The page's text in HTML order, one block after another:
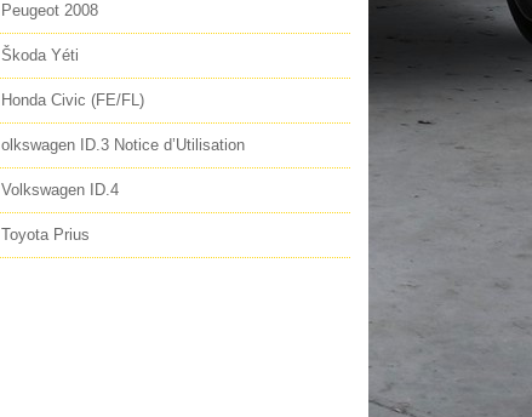
Peugeot 2008
Škoda Yéti
Honda Civic (FE/FL)
olkswagen ID.3 Notice d’Utilisation
Volkswagen ID.4
Toyota Prius